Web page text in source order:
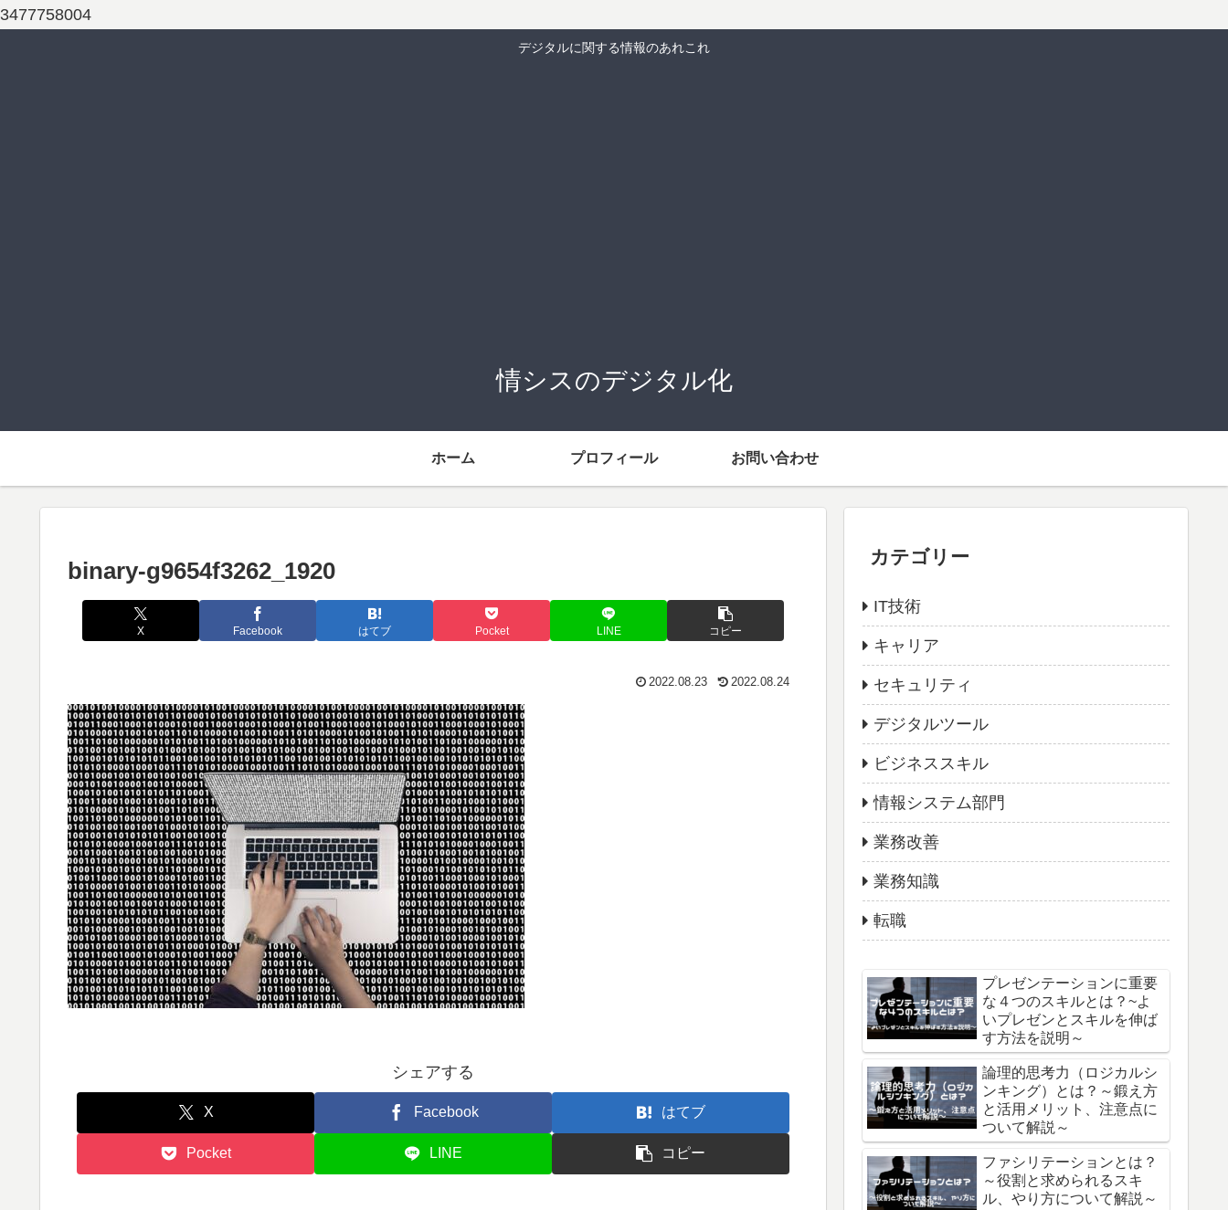
3477758004
デジタルに関する情報のあれこれ
情シスのデジタル化
ホーム プロフィール お問い合わせ
binary-g9654f3262_1920
X Facebook はてブ Pocket LINE コピー
2022.08.23 2022.08.24
シェアする
X Facebook はてブ
Pocket LINE コピー
カテゴリー
IT技術
キャリア
セキュリティ
デジタルツール
ビジネススキル
情報システム部門
業務改善
業務知識
転職
プレゼンテーションに重要
な４つのスキルとは？~よ
いプレゼンとスキルを伸ば
す方法を説明～
論理的思考力（ロジカルシ
ンキング）とは？～鍛え方
と活用メリット、注意点に
ついて解説～
ファシリテーションとは？
～役割と求められるスキ
ル、やり方について解説～